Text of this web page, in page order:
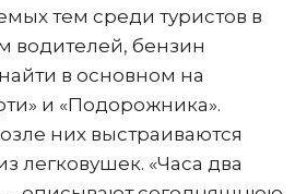
тем среди туристов в
водителей, бензин
в основном на
и «Подорожника».
них выстраиваются
легковушек. «Часа два